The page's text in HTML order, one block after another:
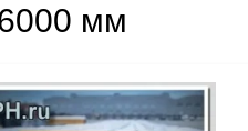
мм